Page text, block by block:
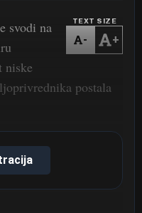
TEXT SIZE
- +
svodi na
niske
postala